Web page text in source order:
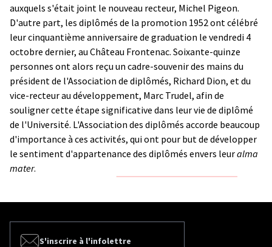
auxquels s'était joint le nouveau recteur, Michel Pigeon.
D'autre part, les diplômés de la promotion 1952 ont célébré
leur cinquantième anniversaire de graduation le vendredi 4
octobre dernier, au Château Frontenac. Soixante-quinze
personnes ont alors reçu un cadre-souvenir des mains du
président de l'Association de diplômés, Richard Dion, et du
vice-recteur au développement, Marc Trudel, afin de
souligner cette étape significative dans leur vie de diplômé
de l'Université. L'Association des diplômés accorde beaucoup
d'importance à ces activités, qui ont pour but de développer
le sentiment d'appartenance des diplômés envers leuralma
mater.
S'inscrire à l'infolettre